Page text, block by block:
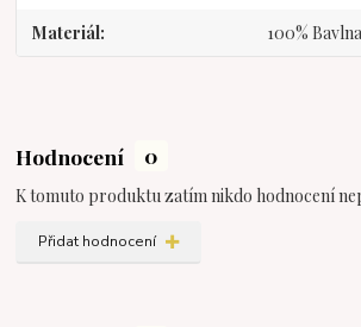
Materiál 100%
Hodnocení 0
K tomuto produktu zatím nikdo hodnocení
Přidat hodnocení